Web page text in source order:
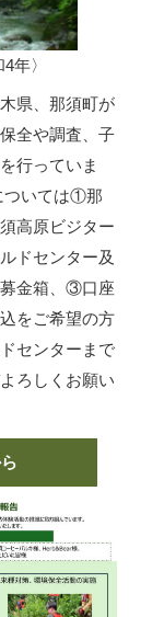
年〉
県、那須町が
全や調査、子
行っていま
ついては①那
高原ビジター
ドセンター及
金箱、③口座
をご希望の方
センターまで
ろしくお願い